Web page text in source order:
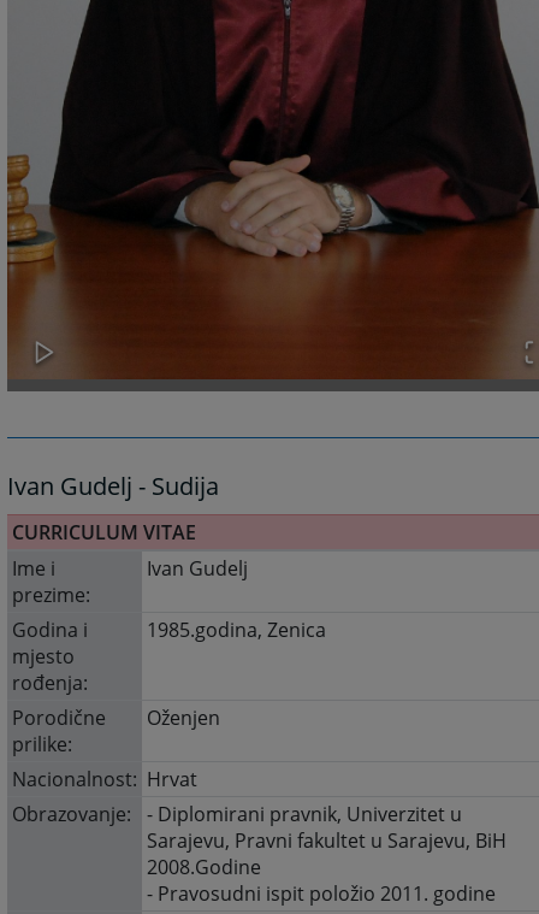
Ivan Gudelj - Sudija
CURRICULUM VITAE
Ime i
prezime:
Ivan Gudelj
Godina i
mjesto
rođenja:
1985.godina, Zenica
Porodične
prilike:
Oženjen
Nacionalnost: Hrvat
Obrazovanje:
- Diplomirani pravnik, Univerzitet u
Sarajevu, Pravni fakultet u Sarajevu, BiH
2008.Godine
- Pravosudni ispit položio 2011. godine